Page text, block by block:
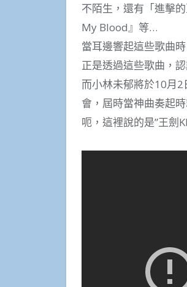
不陌生，還有「進擊
My Blood』等…
當耳邊響起這些歌曲
正是透過這些歌曲，
而小林未郁將於10月
會，屆時當神曲奏起
呃，這裡說的是”王劍